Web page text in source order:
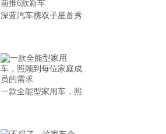
深蓝汽车携双子星首秀
一款全能型家用车，照